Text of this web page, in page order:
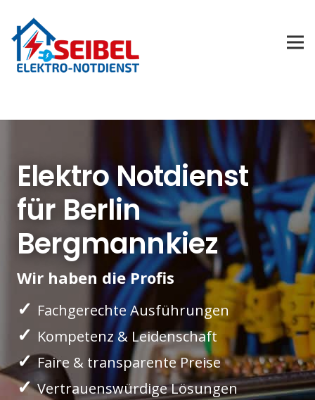
Elektro Notdienst
für Berlin
Bergmannkiez
Wir haben die Profis
✓ Fachgerechte Ausführungen
✓ Kompetenz & Leidenschaft
✓Faire & transparente Preise
✓Vertrauenswürdige Lösungen